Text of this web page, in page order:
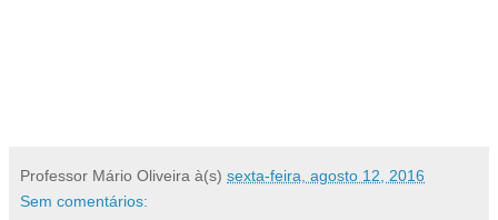
Professor Mário Oliveira à(s) sexta-feira, agosto 12, 2016
Sem comentários: